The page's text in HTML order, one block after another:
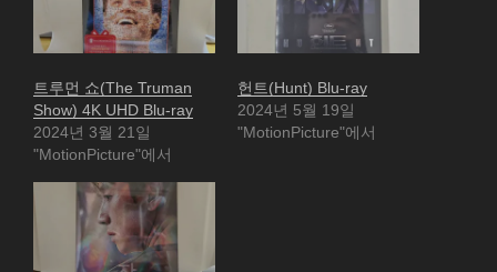
트루먼 쇼(The Truman
Show) 4K UHD Blu-ray
2024년 3월 21일
"MotionPicture"에서
헌트(Hunt) Blu-ray
2024년 5월 19일
"MotionPicture"에서